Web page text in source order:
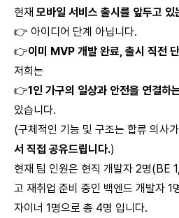
현재 모바일 서비스 출시를 앞두고 있
👉 아이디어 단계 아닙니다.
👉이미 MVP 개발 완료, 출시 직전
저희는
👉1인 가구의 일상과 안전을 연결하
있습니다.
(구체적인 기능 및 구조는 합류 의사
서 직접 공유드립니다.)
현재 팀 인원은 현직 개발자 2명(BE
고 재취업 준비 중인 백엔드 개발자 1
자이너 1명으로 총 4명 입니다.